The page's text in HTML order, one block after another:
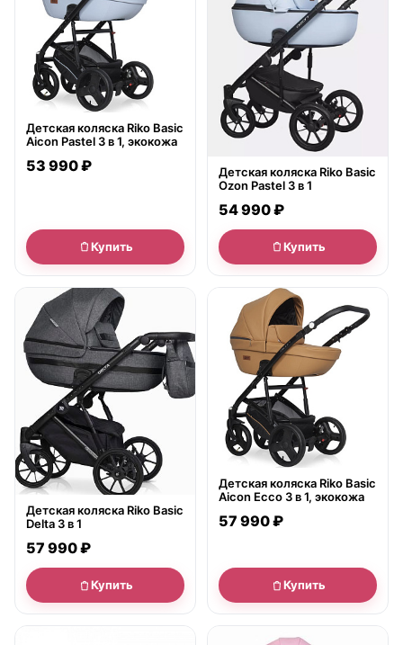
Детская коляска Riko Basic
Aicon Pastel 3 в 1, экокожа
53 990 ₽
Купить
Детская коляска Riko Basic
Ozon Pastel 3 в 1
54 990 ₽
Купить
● в наличии
Детская коляска Riko Basic
Delta 3 в 1
57 990 ₽
Купить
● в наличии
Детская коляска Riko Basic
Aicon Ecco 3 в 1, экокожа
57 990 ₽
Купить